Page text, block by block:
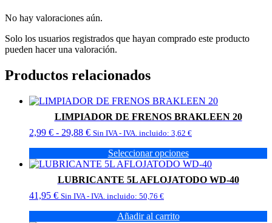
No hay valoraciones aún.
Solo los usuarios registrados que hayan comprado este producto
pueden hacer una valoración.
Productos relacionados
LIMPIADOR DE FRENOS BRAKLEEN 20
2,99 € - 29,88 €Rango
precios:
desde
2,99 €
hasta
29,88 €
Sin IVA - IVA. incluido: 3,62 €
Seleccionar opciones
Este
producto
múltiples
LUBRICANTE 5L AFLOJATODO WD-40
41,95 € Sin IVA - IVA. incluido: 50,76 €
Añadir al carrito